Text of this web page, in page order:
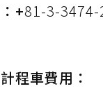
+81-3-3474-
程車費用：